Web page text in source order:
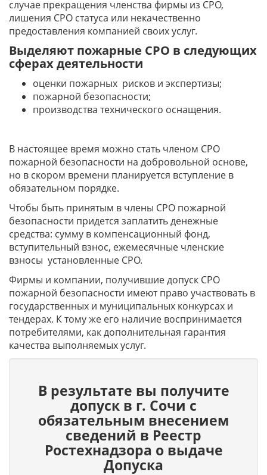
случае прекращения членства фирмы из СРО,
лишения СРО статуса или некачественно
предоставления компанией своих услуг.
Выделяют пожарные СРО в следующих
сферах деятельности
оценки пожарных рисков и экспертизы;
пожарной безопасности;
производства технического оснащения.
В настоящее время можно стать членом СРО
пожарной безопасности на добровольной основе,
но в скором времени планируется вступление в
обязательном порядке.
Чтобы быть принятым в члены СРО пожарной
безопасности придется заплатить денежные
средства: сумму в компенсационный фонд,
вступительный взнос, ежемесячные членские
взносы установленные СРО.
Фирмы и компании, получившие допуск СРО
пожарной безопасности имеют право участвовать в
государственных и муниципальных конкурсах и
тендерах. К тому же его наличие воспринимается
потребителями, как дополнительная гарантия
качества выполняемых услуг.
В результате вы получите
допуск в г. Сочи c
обязательным внесением
сведений в Реестр
Ростехнадзора о выдаче
Допуска